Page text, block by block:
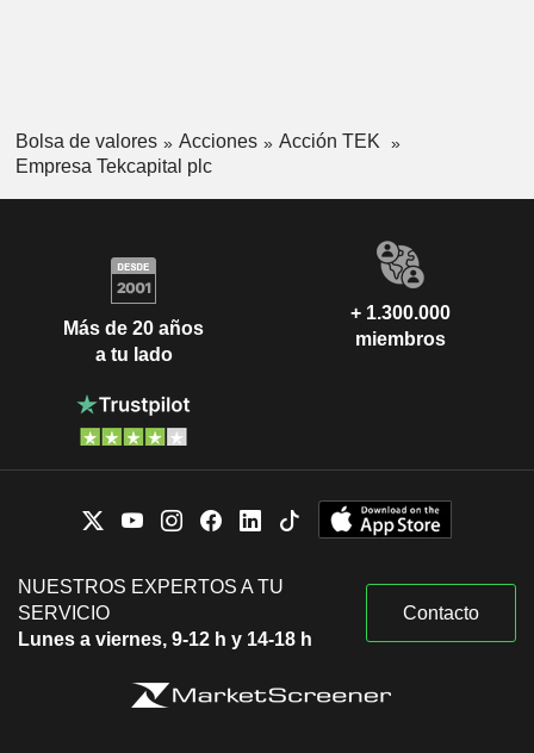
Bolsa de valores Acciones
Acción TEK
Empresa Tekcapital plc
Más de 20 años
a tu lado
+ 1.300.000
miembros
NUESTROS EXPERTOS A TU
SERVICIO
Lunes a viernes, 9-12 h y 14-18 h
Contacto